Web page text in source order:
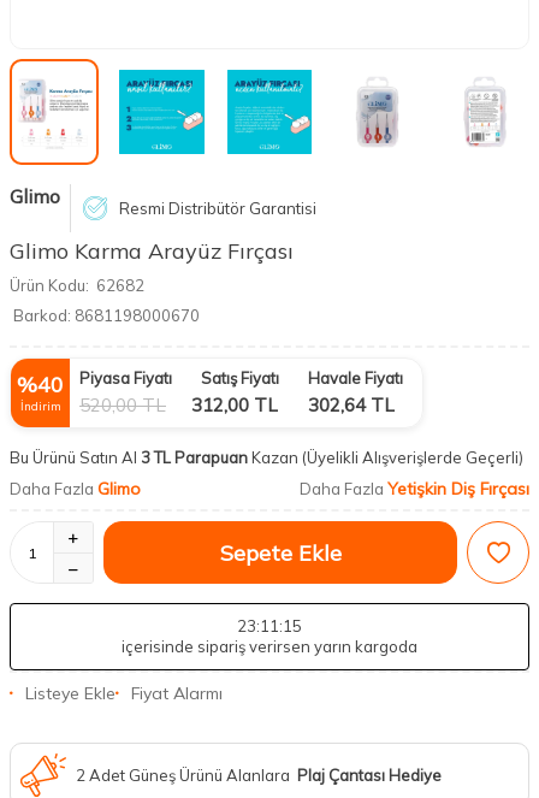
Glimo Resmi Distribütör Garantisi
Glimo Karma Arayüz Fırçası
Ürün Kodu: 62682
Barkod: 8681198000670
%40
İndirim
Piyasa Fiyatı
520,00TL
Satış Fiyatı
312,00 TL
Havale Fiyatı
302,64TL
Bu Ürünü Satın Al 3 TL ParapuanKazan (Üyelikli Alışverişlerde Geçerli)
Daha Fazla Glimo Daha Fazla Yetişkin Diş Fırçası
Sepete Ekle
23:11:15
içerisinde sipariş verirsen yarın kargoda
Listeye Ekle Fiyat Alarmı
2 Adet Güneş Ürünü Alanlara Plaj Çantası Hediye